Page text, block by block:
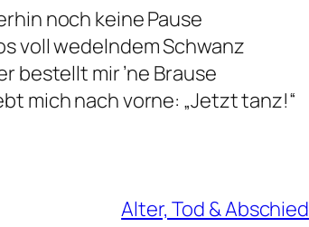
noch keine Pause
voll wedelndem Schwanz
bestellt mir ’ne Brause
mich nach vorne: „Jetzt tanz!“
Alter, Tod & Abschied